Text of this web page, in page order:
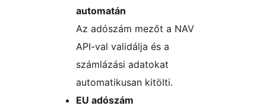
automatán
Az adószám mezőt a NAV
API-val validálja és a
számlázási adatokat
automatikusan kitölti.
EU adószám